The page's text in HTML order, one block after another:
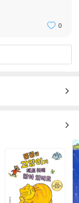
세계로 끌어들인다. 아
그동안 눈여겨보지 않
는 덩치 큰 거인이 아이
릎을 꿇고 보는 건 너무
랑으로 아이를 관찰하
겐 일종의 강요로 다가
가, 공차기 파트너도 됐
생각보다 많은 에너
를 완전히 버리고 아이
이 되기 위해서는 최소
야 하기 때문이다. 그래
로감이 밀려오는 게 현
0